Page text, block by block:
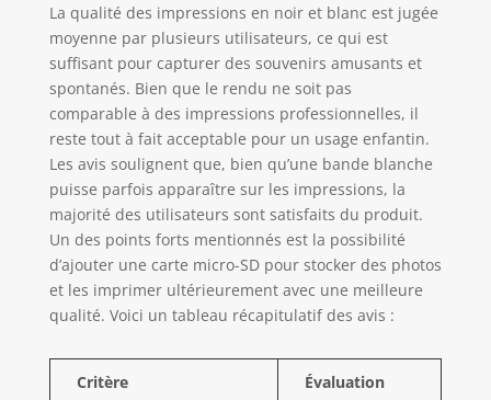
Un appareil photo
rétro amusant et
complet, idéal pour
encourager la
créativité des
enfants dès 8 ans.
Parfait pour un
anniversaire, Noël
ou pour les fans de
photographie
imprimer et
personnaliser leurs
propres créations.
TOYS : Canal Toys
crée des produits
La qualité des impressions en noir et blanc est jugée
moyenne par plusieurs utilisateurs, ce qui est
suffisant pour capturer des souvenirs amusants et
spontanés. Bien que le rendu ne soit pas
comparable à des impressions professionnelles, il
reste tout à fait acceptable pour un usage enfantin.
Les avis soulignent que, bien qu’une bande blanche
puisse parfois apparaître sur les impressions, la
majorité des utilisateurs sont satisfaits du produit.
Un des points forts mentionnés est la possibilité
d’ajouter une carte micro-SD pour stocker des photos
et les imprimer ultérieurement avec une meilleure
qualité. Voici un tableau récapitulatif des avis :
Critère Évaluation